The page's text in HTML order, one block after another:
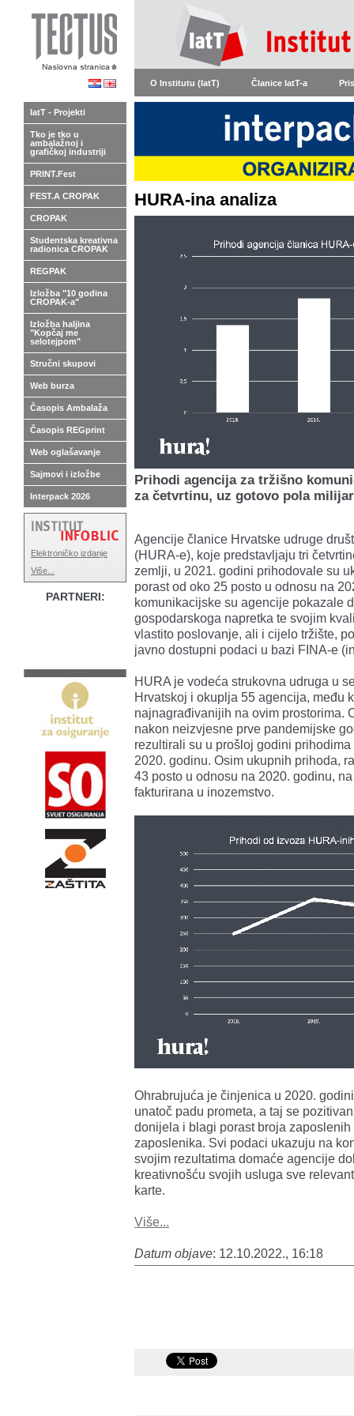
O Institutu (IatT) Članice IatT-a
HURA-ina analiza
Prihodi agencija za tržišno
za četvrtinu, uz gotovo pola
Agencije članice Hrvatske udruge
(HURA-e), koje predstavljaju tri
zemlji, u 2021. godini prihodovale su
porast od oko 25 posto u odnosu na
komunikacijske su agencije pokazale
gospodarskoga napretka te svojim
vlastito poslovanje, ali i cijelo tržište,
javno dostupni podaci u bazi FINA-e
HURA je vodeća strukovna udruga u
Hrvatskoj i okuplja 55 agencija, među
najnagrađivanijih na ovim prostorima.
nakon neizvjesne prve pandemijske
rezultirali su u prošloj godini
2020. godinu. Osim ukupnih prihoda,
43 posto u odnosu na 2020. godinu,
fakturirana u inozemstvo.
Ohrabrujuća je činjenica u 2020.
unatoč padu prometa, a taj se
donijela i blagi porast broja
zaposlenika. Svi podaci ukazuju na
svojim rezultatima domaće agencije
kreativnošću svojih usluga sve
karte.
Više...
Datum objave: 12.10.2022., 16:18
IatT - Projekti
Tko je tko u
ambalažnoj i
grafičkoj industriji
PRINT.Fest
FEST.A CROPAK
CROPAK
Studentska kreativna
radionica CROPAK
REGPAK
Izložba "10 godina
CROPAK-a"
Izložba haljina
"Kopčaj me
selotejpom"
Stručni skupovi
Web burza
Časopis Ambalaža
Časopis REGprint
Web oglašavanje
Sajmovi i izložbe
Interpack 2026
Elektroničko izdanje
Više...
PARTNERI: